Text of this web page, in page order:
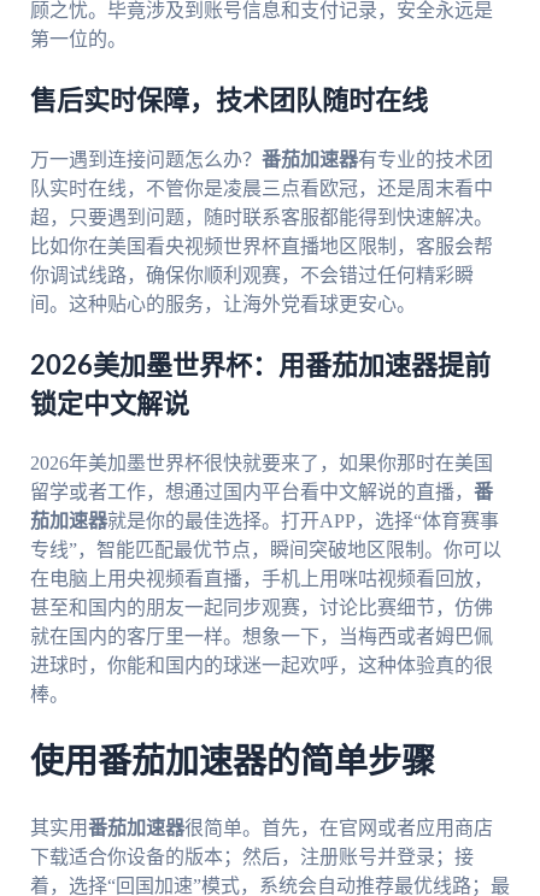
顾之忧。毕竟涉及到账号信息和支付记录，安全永远是
第一位的。
售后实时保障，技术团队随时在线
万一遇到连接问题怎么办？ 番茄加速器有专业的技术团
队实时在线，不管你是凌晨三点看欧冠，还是周末看中
超，只要遇到问题，随时联系客服都能得到快速解决。
比如你在美国看央视频世界杯直播地区限制，客服会帮
你调试线路，确保你顺利观赛，不会错过任何精彩瞬
间。这种贴心的服务，让海外党看球更安心。
2026美加墨世界杯：用番茄加速器提前
锁定中文解说
2026年美加墨世界杯很快就要来了，如果你那时在美国
留学或者工作，想通过国内平台看中文解说的直播， 番
茄加速器就是你的最佳选择。打开APP，选择“体育赛事
专线”，智能匹配最优节点，瞬间突破地区限制。你可以
在电脑上用央视频看直播，手机上用咪咕视频看回放，
甚至和国内的朋友一起同步观赛，讨论比赛细节，仿佛
就在国内的客厅里一样。想象一下，当梅西或者姆巴佩
进球时，你能和国内的球迷一起欢呼，这种体验真的很
棒。
使用番茄加速器的简单步骤
其实用番茄加速器很简单。首先，在官网或者应用商店
下载适合你设备的版本；然后，注册账号并登录；接
着，选择“回国加速”模式，系统会自动推荐最优线路；最